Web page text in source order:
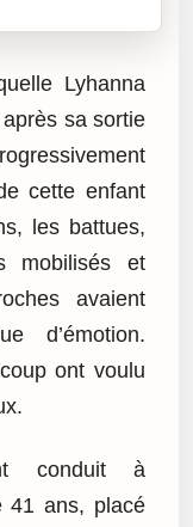
Lyhanna
sa sortie
cette enfant
les battues,
mobilisés et
avaient
d’émotion.
ont voulu
conduit à
41 ans, placé